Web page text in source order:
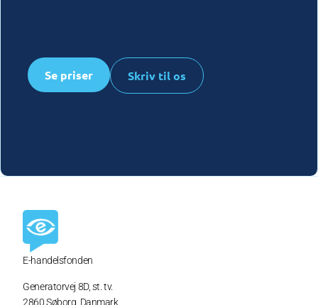
Se priser Skriv til os
E-handelsfonden
Generatorvej 8D, st. tv.
2860 Søborg, Danmark